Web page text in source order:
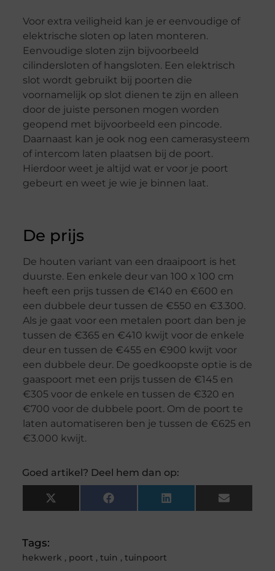
Voor extra veiligheid kan je er eenvoudige of
elektrische sloten op laten monteren.
Eenvoudige sloten zijn bijvoorbeeld
cilindersloten of hangsloten. Een elektrisch
slot wordt gebruikt bij poorten die
voornamelijk op slot dienen te zijn en alleen
door de juiste personen mogen worden
geopend met bijvoorbeeld een pincode.
Daarnaast kan je ook nog een camerasysteem
of intercom laten plaatsen bij de poort.
Hierdoor weet je altijd wat er voor je poort
gebeurt en weet je wie je binnen laat.
De prijs
De houten variant van een draaipoort is het
duurste. Een enkele deur van 100 x 100 cm
heeft een prijs tussen de €140 en €600 en
een dubbele deur tussen de €550 en €3.300.
Als je gaat voor een metalen poort dan ben je
tussen de €365 en €410 kwijt voor de enkele
deur en tussen de €455 en €900 kwijt voor
een dubbele deur. De goedkoopste optie is de
gaaspoort met een prijs tussen de €145 en
€305 voor de enkele en tussen de €320 en
€700 voor de dubbele poort. Om de poort te
laten automatiseren ben je tussen de €625 en
€3.000 kwijt.
Goed artikel? Deel hem dan op:
X
(Twitter)
Facebook LinkedIn Email
Tags:
hekwerk , poort , tuin , tuinpoort